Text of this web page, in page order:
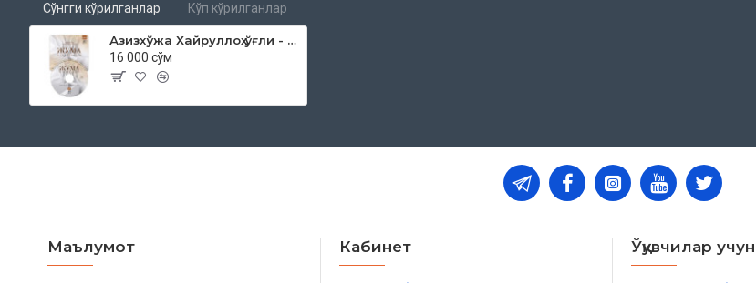
Сўнгги кўрилганлар Кўп кўрилганлар
Азизхўжа Хайруллоҳ ўғли - «Жума мавъизалари» 40-диск (МР3)
16 000 сўм
Маълумот Кабинет Ўқувчилар учун